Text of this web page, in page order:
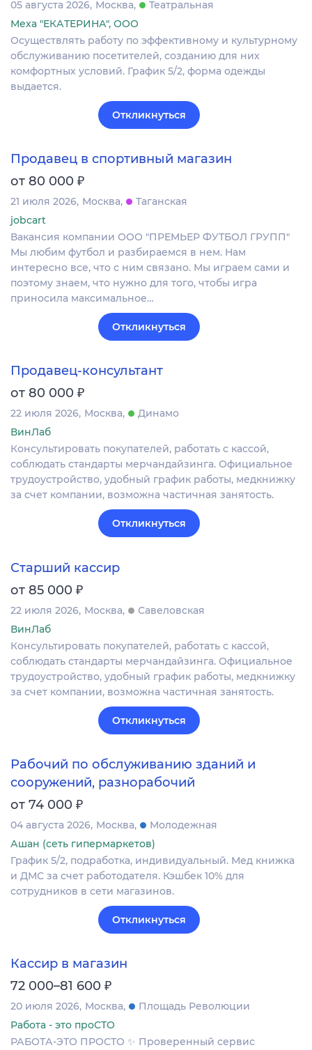
05 августа 2026 Москва
Театральная
Меха "ЕКАТЕРИНА", ООО
Осуществлять работу по эффективному и культурному
обслуживанию посетителей, созданию для них
комфортных условий. График 5/2, форма одежды
выдается.
Откликнуться
Продавец в спортивный магазин
от 80 000 ₽
21 июля 2026 Москва
Таганская
jobcart
Вакансия компании ООО "ПРЕМЬЕР ФУТБОЛ ГРУПП"
Мы любим футбол и разбираемся в нем. Нам
интересно все, что с ним связано. Мы играем сами и
поэтому знаем, что нужно для того, чтобы игра
приносила максимальное…
Откликнуться
Продавец-консультант
от 80 000 ₽
22 июля 2026 Москва
Динамо
ВинЛаб
Консультировать покупателей, работать с кассой,
соблюдать стандарты мерчандайзинга. Официальное
трудоустройство, удобный график работы, медкнижку
за счет компании, возможна частичная занятость.
Откликнуться
Старший кассир
от 85 000 ₽
22 июля 2026 Москва
Савеловская
ВинЛаб
Консультировать покупателей, работать с кассой,
соблюдать стандарты мерчандайзинга. Официальное
трудоустройство, удобный график работы, медкнижку
за счет компании, возможна частичная занятость.
Откликнуться
Рабочий по обслуживанию зданий и
сооружений, разнорабочий
от 74 000 ₽
04 августа 2026 Москва
Молодежная
Ашан (сеть гипермаркетов)
График 5/2, подработка, индивидуальный. Мед книжка
и ДМС за счет работодателя. Кэшбек 10% для
сотрудников в сети магазинов.
Откликнуться
Кассир в магазин
72 000–81 600 ₽
20 июля 2026 Москва
Площадь Революции
Работа - это проСТО
РАБОТА-ЭТО ПРОСТО ✨ Проверенный сервис